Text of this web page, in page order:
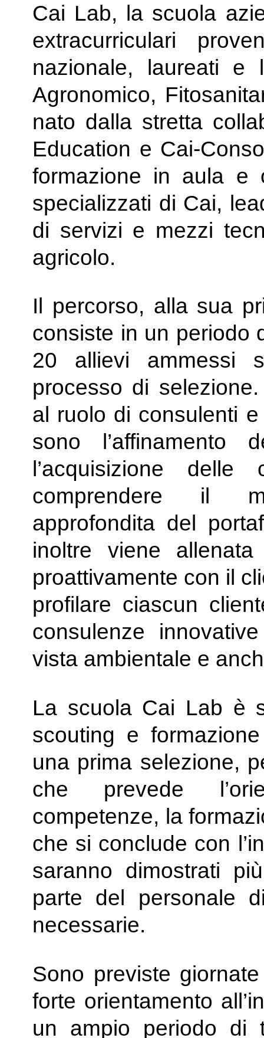
Cai Lab, la scuola
extracurriculari
nazionale, laureati e
Agronomico,
nato dalla stretta
Education e Cai-
formazione in aula e
specializzati di Cai,
di servizi e mezzi
agricolo.
Il percorso, alla sua
consiste in un periodo
20 allievi ammessi
processo di
al ruolo di consulenti
sono l’affinamento
l’acquisizione delle
comprendere il
approfondita del
inoltre viene
proattivamente con il
profilare ciascun
consulenze
vista ambientale e
La scuola Cai Lab è
scouting e
una prima selezione,
che prevede
competenze, la
che si conclude con
saranno dimostrati
parte del personale
necessarie.
Sono previste
forte orientamento
un ampio periodo